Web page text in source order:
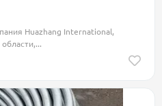
Huazhang International,